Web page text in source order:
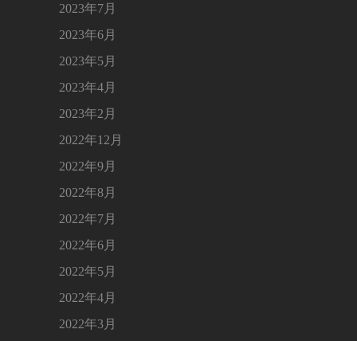
2023年7月
2023年6月
2023年5月
2023年4月
2023年2月
2022年12月
2022年9月
2022年8月
2022年7月
2022年6月
2022年5月
2022年4月
2022年3月